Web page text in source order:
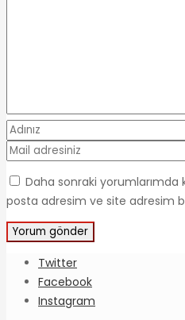
Daha sonraki yorumlarımda
posta adresim ve site adresim
Twitter
Facebook
Instagram